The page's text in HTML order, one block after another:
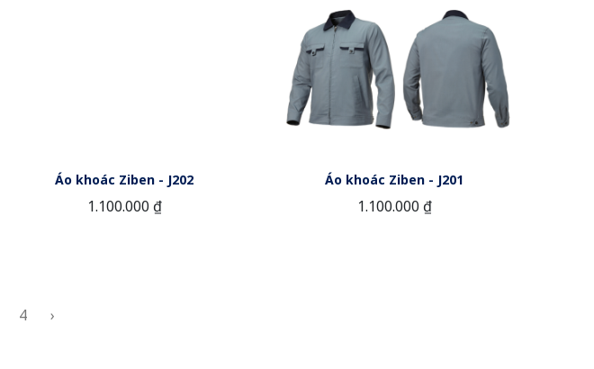
Áo khoác Ziben - J202
1.100.000 ₫
Áo khoác Ziben - J201
1.100.000 ₫
4 ›